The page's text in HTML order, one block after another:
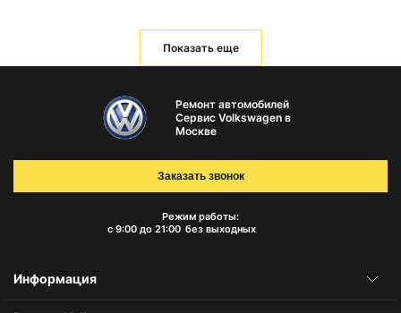
Показать еще
Ремонт автомобилей
Сервис Volkswagen в
Москве
Режим работы:
с 9:00 до 21:00 без выходных
Заказать звонок
Информация